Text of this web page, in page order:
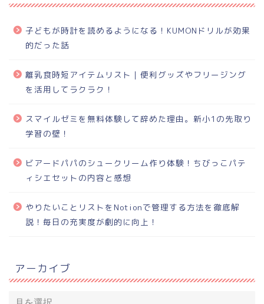
子どもが時計を読めるようになる！KUMONドリルが効果
的だった話
離乳食時短アイテムリスト｜便利グッズやフリージング
を活用してラクラク！
スマイルゼミを無料体験して辞めた理由。新小1の先取り
学習の壁！
ビアードパパのシュークリーム作り体験！ちびっこパテ
ィシエセットの内容と感想
やりたいことリストをNotionで管理する方法を徹底解
説！毎日の充実度が劇的に向上！
アーカイブ